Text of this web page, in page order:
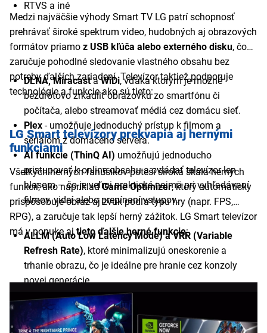
RTVS a iné
Medzi najväčšie výhody Smart TV LG patrí schopnosť
prehrávať široké spektrum video, hudobných aj obrazových
formátov priamo z USB kľúča alebo externého disku, čo
zaručuje pohodlné sledovanie vlastného obsahu bez
potreby ďalších zariadení. Televízor taktiež podporuje
technológie a funkcie ako sú tieto:
DLNA, MiracastaWiDi, vďaka ktorým je možné
bezdrôtovo zrkadliť obrazovku zo smartfónu či
počítača, alebo streamovať médiá cez domácu sieť.
Plex - umožňuje jednoduchý prístup k filmom a
seriálom z domáceho servera.
AI funkcie (ThinQ AI) umožňujú jednoducho
pristupovať k online obsahu a ovládať televízor len
hlasom – čo je veľmi praktické najmä pri vyhľadávaní
filmov, videí alebo prepínaní vstupov.
LG Smart televízory prekvapia aj hernými
funkciami
Všetkých herných fanúšikov poteší široká škála herných
funkcií, ako napríkladGame Optimizer, ktorý automaticky
prispôsobuje obraz aj zvuk podľa typu hry (napr. FPS,
RPG), a zaručuje tak lepší herný zážitok. LG Smart televízor
má v ponuke ajtieto ďalšie herné funkcie:
ALLM (Auto Low Latency Mode) a VRR (Variable
Refresh Rate), ktoré minimalizujú oneskorenie a
trhanie obrazu, čo je ideálne pre hranie cez konzoly
novej generácie.
4K pri 120 Hz- niektoré modely
dokonca 4K pri 120 Hz, čo ocení každý náročnejší hráč.
Vďaka podpore Bluetooth ovládačova cloudových